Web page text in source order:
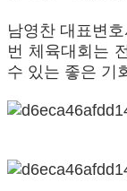
남영찬 대표변
번 체육대회는
수 있는 좋은 기